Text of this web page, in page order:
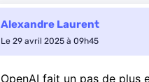
Alexandre Laurent
Le 29 avril 2025 à 09h45
OpenAI fait un pas de plus